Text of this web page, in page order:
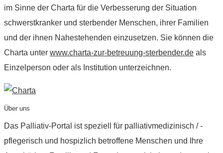
im Sinne der Charta für die Verbesserung der Situation
schwerstkranker und sterbender Menschen, ihrer Familien
und der ihnen Nahestehenden einzusetzen. Sie können die
Charta unter www.charta-zur-betreuung-sterbender.de als
Einzelperson oder als Institution unterzeichnen.
Über uns
Das Palliativ-Portal ist speziell für palliativmedizinisch / -
pflegerisch und hospizlich betroffene Menschen und Ihre